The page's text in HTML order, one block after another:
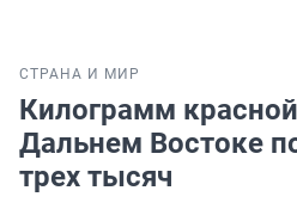
СТРАНА И МИР
Килограмм
Дальнем Востоке
трех тысяч